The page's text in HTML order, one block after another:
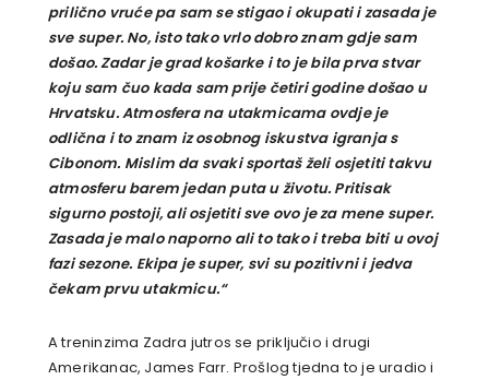
prilično vruće pa sam se stigao i okupati i zasada je
sve super. No, isto tako vrlo dobro znam gdje sam
došao. Zadar je grad košarke i to je bila prva stvar
koju sam čuo kada sam prije četiri godine došao u
Hrvatsku. Atmosfera na utakmicama ovdje je
odlična i to znam iz osobnog iskustva igranja s
Cibonom. Mislim da svaki sportaš želi osjetiti takvu
atmosferu barem jedan puta u životu. Pritisak
sigurno postoji, ali osjetiti sve ovo je za mene super.
Zasada je malo naporno ali to tako i treba biti u ovoj
fazi sezone. Ekipa je super, svi su pozitivni i jedva
čekam prvu utakmicu.“
A treninzima Zadra jutros se priključio i drugi
Amerikanac, James Farr. Prošlog tjedna to je uradio i